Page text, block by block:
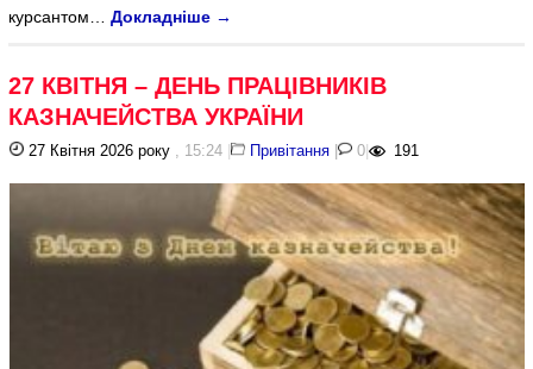
курсантом…Докладніше →
27 КВІТНЯ – ДЕНЬ ПРАЦІВНИКІВ
КАЗНАЧЕЙСТВА УКРАЇНИ
27 Квітня 2026 року , 15:24 | Привітання | 0| 191